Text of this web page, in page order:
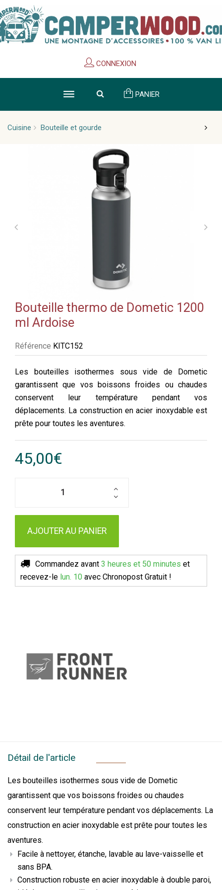
CONNEXION
PANIER
Cuisine Bouteille et gourde
Bouteille thermo de Dometic 1200
ml Ardoise
Référence KITC152
Les bouteilles isothermes sous vide de Dometic
garantissent que vos boissons froides ou chaudes
conservent leur température pendant vos
déplacements. La construction en acier inoxydable est
prête pour toutes les aventures.
45,00€
AJOUTER AU PANIER
Commandez avant 3 heures et 50 minutes et
recevez-le lun. 10 avec Chronopost Gratuit !
Détail de l'article
Les bouteilles isothermes sous vide de Dometic
garantissent que vos boissons froides ou chaudes
conservent leur température pendant vos déplacements. La
construction en acier inoxydable est prête pour toutes les
aventures.
Facile à nettoyer, étanche, lavable au lave-vaisselle et
sans BPA.
Construction robuste en acier inoxydable à double paroi,
Cookies management panel